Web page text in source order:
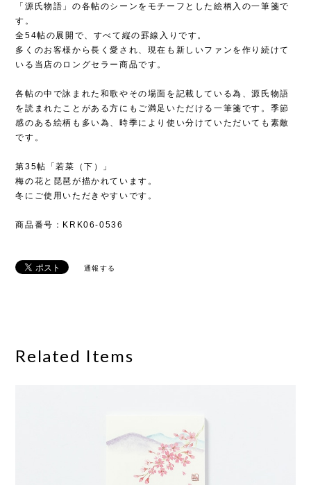
「源氏物語」の各帖のシーンをモチーフとした絵柄入の一筆箋で
す。
全54帖の展開で、すべて縦の罫線入りです。
多くのお客様から長く愛され、現在も新しいファンを作り続けて
いる当店のロングセラー商品です。
各帖の中で詠まれた和歌やその場面を記載している為、源氏物語
を読まれたことがある方にもご満足いただける一筆箋です。季節
感のある絵柄も多い為、時季により使い分けていただいても素敵
です。
第35帖「若菜（下）」
梅の花と琵琶が描かれています。
冬にご使用いただきやすいです。
商品番号：KRK06-0536
通報する
Related Items